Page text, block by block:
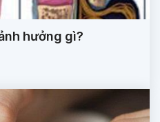
hưởng gì?